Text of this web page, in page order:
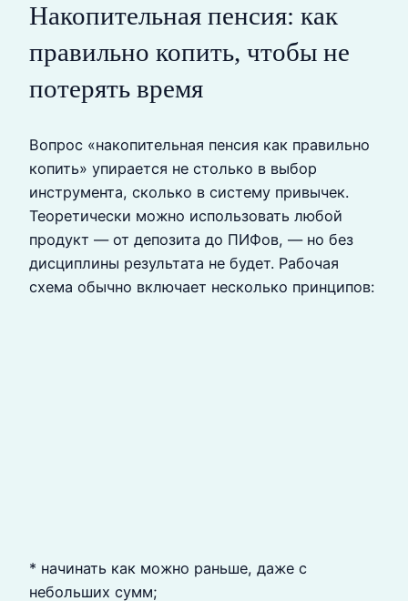
Накопительная пенсия: как
правильно копить, чтобы не
потерять время
Вопрос «накопительная пенсия как правильно
копить» упирается не столько в выбор
инструмента, сколько в систему привычек.
Теоретически можно использовать любой
продукт — от депозита до ПИФов, — но без
дисциплины результата не будет. Рабочая
схема обычно включает несколько принципов:
* начинать как можно раньше, даже с
небольших сумм;